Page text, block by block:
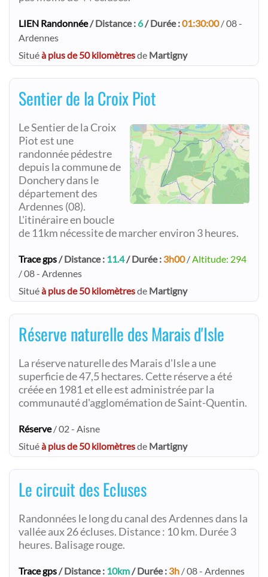
LIEN Randonnée/ Distance : 6/ Durée :01:30:00/ 08 -
Ardennes
Situéà plus de 50 kilomètresde Martigny
Sentier de la Croix Piot
Le Sentier de la Croix
Piot est une
randonnée pédestre
depuis la commune de
Donchery dans le
département des
Ardennes (08).
L'itinéraire en boucle
de 11km nécessite de marcher environ 3 heures.
Trace gps/ Distance : 11.4/ Durée : 3h00/Altitude: 294
/ 08 - Ardennes
Situéà plus de 50 kilomètresde Martigny
Réserve naturelle des Marais d'Isle
La réserve naturelle des Marais d'Isle a une
superficie de 47,5 hectares. Cette réserve a été
créée en 1981 et elle est administrée par la
communauté d'agglomémation de Saint-Quentin.
Réserve/ 02 - Aisne
Situéà plus de 50 kilomètresde Martigny
Le circuit des Ecluses
Randonnées le long du canal des Ardennes dans la
vallée aux 26 écluses. Distance : 10 km. Durée 3
heures. Balisage rouge.
Trace gps/ Distance : 10km/ Durée : 3h / 08 - Ardennes